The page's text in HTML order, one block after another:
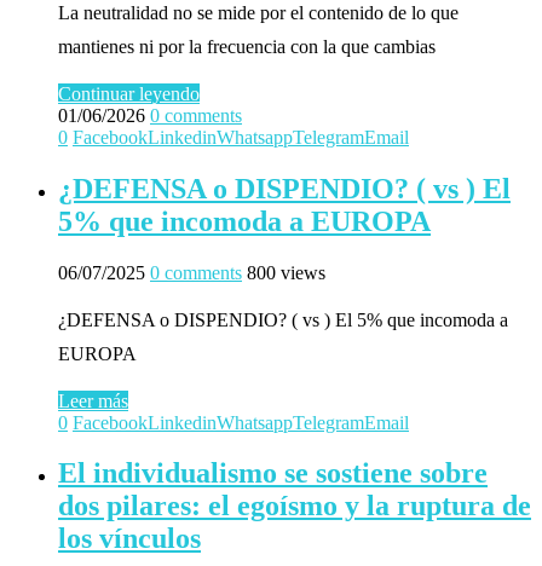
La neutralidad no se mide por el contenido de lo que
mantienes ni por la frecuencia con la que cambias
Continuar leyendo
01/06/2026 0 comments
0 FacebookLinkedinWhatsappTelegramEmail
¿DEFENSA o DISPENDIO? ( vs ) El
5% que incomoda a EUROPA
06/07/2025 0 comments 800 views
¿DEFENSA o DISPENDIO? ( vs ) El 5% que incomoda a
EUROPA
Leer más
0 FacebookLinkedinWhatsappTelegramEmail
El individualismo se sostiene sobre
dos pilares: el egoísmo y la ruptura de
los vínculos